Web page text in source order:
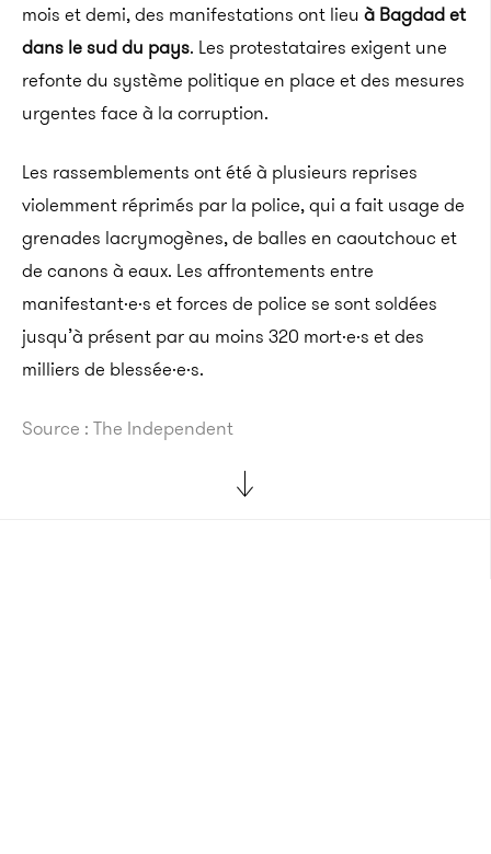
mois et demi, des manifestations ont lieu à Bagdad et
dans le sud du pays. Les protestataires exigent une
refonte du système politique en place et des mesures
urgentes face à la corruption.
Les rassemblements ont été à plusieurs reprises
violemment réprimés par la police, qui a fait usage de
grenades lacrymogènes, de balles en caoutchouc et
de canons à eaux. Les affrontements entre
manifestant·e·s et forces de police se sont soldées
jusqu’à présent par au moins 320 mort·e·s et des
milliers de blessée·e·s.
Source : The Independent